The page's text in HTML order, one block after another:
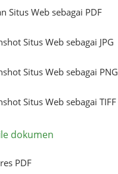
Situs Web sebagai PDF
Situs Web sebagai JPG
Situs Web sebagai PNG
Situs Web sebagai TIFF
dokumen
PDF